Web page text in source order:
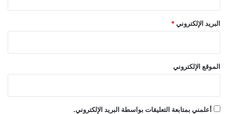
البريد الإلكتروني*
الموقع الإلكتروني
أعلمني بمتابعة التعليقات بواسطة البريد الإلكتروني.